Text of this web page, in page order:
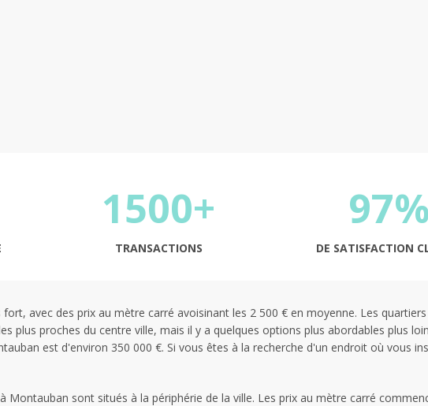
1500+
TRANSACTIONS
97%
DE SATISFACTION
avec des prix au mètre carré avoisinant les 2 500 € en moyenne. Les
plus proches du centre ville, mais il y a quelques options plus abordables plus
est d'environ 350 000 €. Si vous êtes à la recherche d'un endroit où vous
à Montauban sont situés à la périphérie de la ville. Les prix au mètre carré